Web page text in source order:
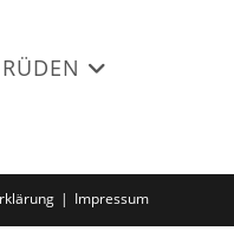
RÜDEN
Impressum